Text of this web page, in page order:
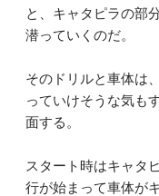
と、キャタピラの部
潜っていくのだ。
そのドリルと車体は
っていけそうな気も
面する。
スタート時はキャタ
行が始まって車体が